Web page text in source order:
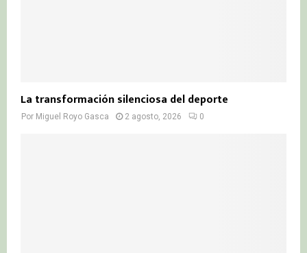
La transformación silenciosa del deporte
Por Miguel Royo Gasca 2 agosto, 2026 0